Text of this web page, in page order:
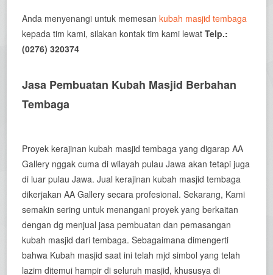
Anda menyenangi untuk memesankubah masjid tembaga
kepada tim kami, silakan kontak tim kami lewatTelp.:
(0276) 320374
Jasa Pembuatan Kubah Masjid Berbahan
Tembaga
Proyek kerajinan kubah masjid tembaga yang digarap AA
Gallery nggak cuma di wilayah pulau Jawa akan tetapi juga
di luar pulau Jawa. Jual kerajinan kubah masjid tembaga
dikerjakan AA Gallery secara profesional. Sekarang, Kami
semakin sering untuk menangani proyek yang berkaitan
dengan dg menjual jasa pembuatan dan pemasangan
kubah masjid dari tembaga. Sebagaimana dimengerti
bahwa Kubah masjid saat ini telah mjd simbol yang telah
lazim ditemui hampir di seluruh masjid, khususya di